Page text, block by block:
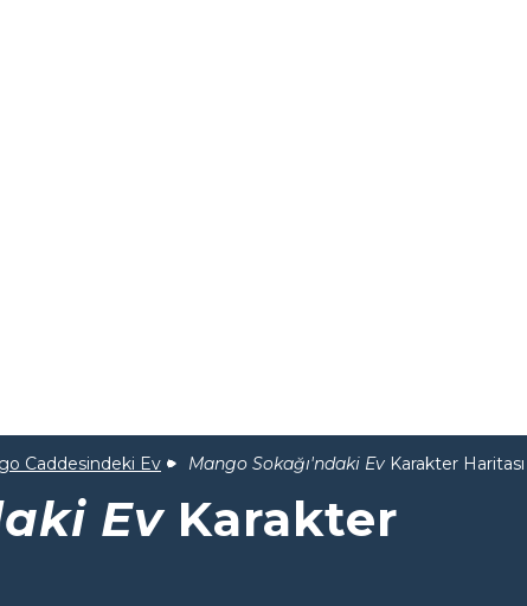
Caddesindeki Ev Mango Sokağı'ndaki Ev Karakter Haritası
EvKarakter